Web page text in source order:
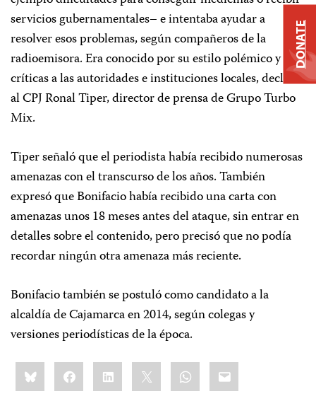
servicios gubernamentales– e intentaba ayudar a
resolver esos problemas, según compañeros de la
radioemisora. Era conocido por su estilo polémico y sus
críticas a las autoridades e instituciones locales, declaró
al CPJ Ronal Tiper, director de prensa de Grupo Turbo
Mix.
Tiper señaló que el periodista había recibido numerosas
amenazas con el transcurso de los años. También
expresó que Bonifacio había recibido una carta con
amenazas unos 18 meses antes del ataque, sin entrar en
detalles sobre el contenido, pero precisó que no podía
recordar ningún otra amenaza más reciente.
Bonifacio también se postuló como candidato a la
alcaldía de Cajamarca en 2014, según colegas y
versiones periodísticas de la época.
Share
this:BlueskyFacebookLinkedIn WhatsApp
Email
DONATE